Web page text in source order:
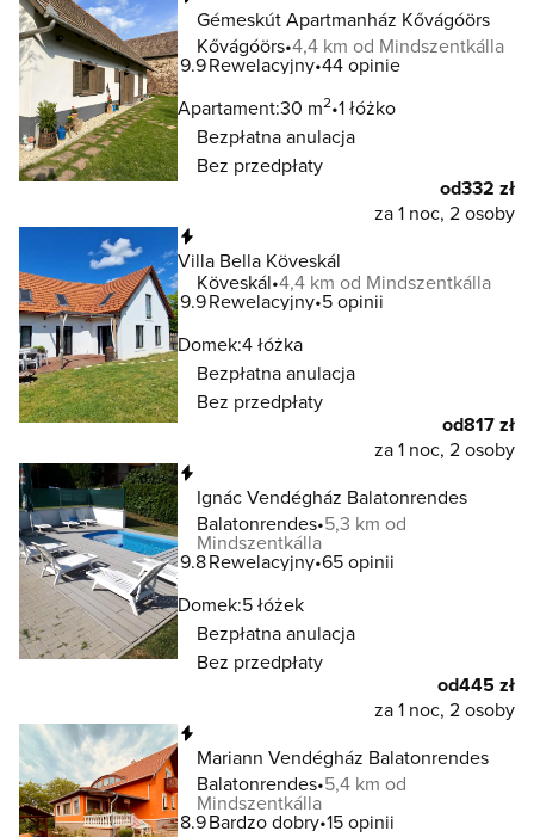
Gémeskút Apartmanház Kővágóörs
Kővágóörs 4,4 km od Mindszentkálla
9.9Rewelacyjny 44 opinie
Apartament:30 m2 1 łóżko
Bezpłatna anulacja
Bez przedpłaty
od332 zł
za 1 noc, 2 osoby
Villa Bella Köveskál
Köveskál 4,4 km od Mindszentkálla
9.9Rewelacyjny 5 opinii
Domek:4 łóżka
Bezpłatna anulacja
Bez przedpłaty
od817 zł
za 1 noc, 2 osoby
Ignác Vendégház Balatonrendes
Balatonrendes 5,3 km od
Mindszentkálla
9.8Rewelacyjny 65 opinii
Domek:5 łóżek
Bezpłatna anulacja
Bez przedpłaty
od445 zł
za 1 noc, 2 osoby
Mariann Vendégház Balatonrendes
Balatonrendes 5,4 km od
Mindszentkálla
8.9Bardzo dobry 15 opinii